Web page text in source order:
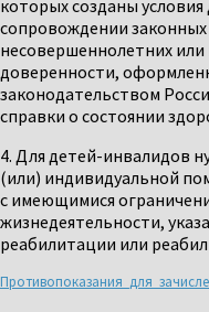
которых созданы
сопровождении
несовершеннолетних
доверенности,
законодательством
справки о состоянии
4. Для детей-инвалидов
(или) индивидуальной
с имеющимися
жизнедеятельности,
реабилитации или